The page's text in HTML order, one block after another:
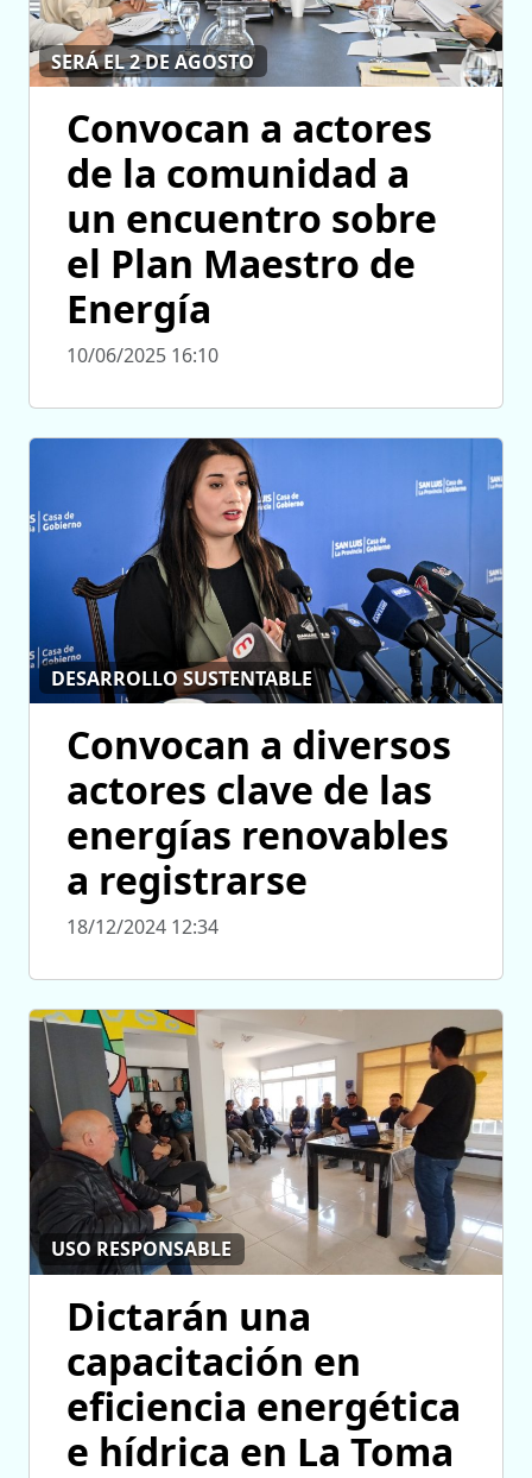
SERÁ EL 2 DE AGOSTO
Convocan a actores
de la comunidad a
un encuentro sobre
el Plan Maestro de
Energía
10/06/2025 16:10
DESARROLLO SUSTENTABLE
Convocan a diversos
actores clave de las
energías renovables
a registrarse
18/12/2024 12:34
USO RESPONSABLE
Dictarán una
capacitación en
eficiencia energética
e hídrica en La Toma